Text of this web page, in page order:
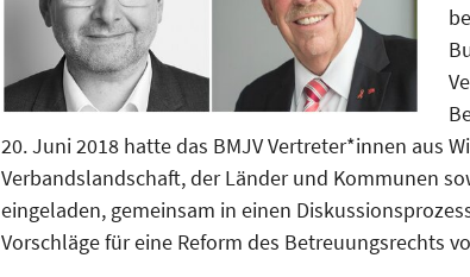
20. Juni 2018 hatte das BMJV Vertreter*innen aus
Verbandslandschaft, der Länder und Kommunen
eingeladen, gemeinsam in einen
Vorschläge für eine Reform des Betreuungsrechts